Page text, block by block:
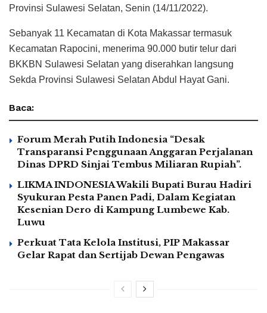
Provinsi Sulawesi Selatan, Senin (14/11/2022).
Sebanyak 11 Kecamatan di Kota Makassar termasuk
Kecamatan Rapocini, menerima 90.000 butir telur dari
BKKBN Sulawesi Selatan yang diserahkan langsung
Sekda Provinsi Sulawesi Selatan Abdul Hayat Gani.
Baca:
Forum Merah Putih Indonesia “Desak
Transparansi Penggunaan Anggaran Perjalanan
Dinas DPRD Sinjai Tembus Miliaran Rupiah”.
LIKMA INDONESIA Wakili Bupati Burau Hadiri
Syukuran Pesta Panen Padi, Dalam Kegiatan
Kesenian Dero di Kampung Lumbewe Kab.
Luwu
Perkuat Tata Kelola Institusi, PIP Makassar
Gelar Rapat dan Sertijab Dewan Pengawas